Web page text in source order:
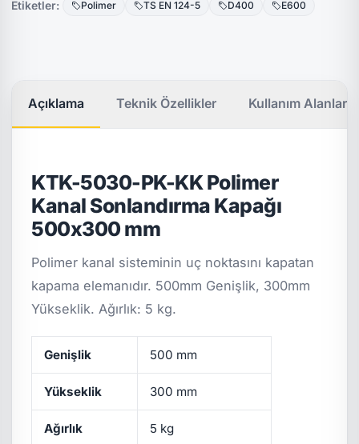
Etiketler: Polimer TS EN 124-5 D400 E600
Açıklama Teknik Özellikler Kullanım Alanları
KTK-5030-PK-KK Polimer
Kanal Sonlandırma Kapağı
500x300 mm
Polimer kanal sisteminin uç noktasını kapatan
kapama elemanıdır. 500mm Genişlik, 300mm
Yükseklik. Ağırlık: 5 kg.
Genişlik 500 mm
Yükseklik 300 mm
Ağırlık 5 kg